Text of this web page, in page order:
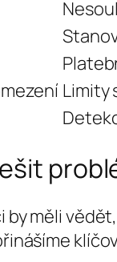
Limity
by měli